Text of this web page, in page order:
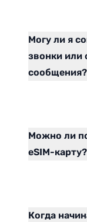
Могу ли я
звонки или
сообщения?
Можно ли
eSIM-карту?
Когда